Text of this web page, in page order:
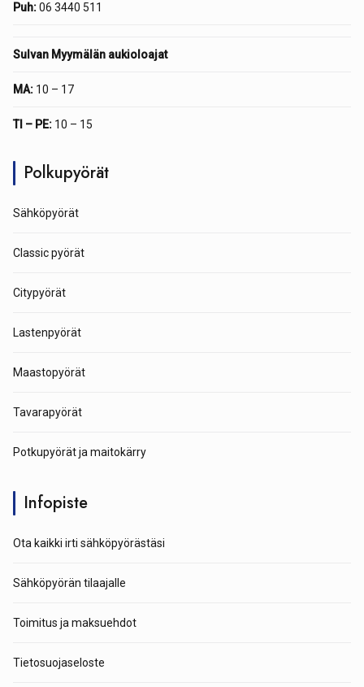
Puh:06 3440 511
Sulvan Myymälän aukioloajat
MA: 10 – 17
TI – PE: 10 – 15
Polkupyörät
Sähköpyörät
Classic pyörät
Citypyörät
Lastenpyörät
Maastopyörät
Tavarapyörät
Potkupyörät ja maitokärry
Infopiste
Ota kaikki irti sähköpyörästäsi
Sähköpyörän tilaajalle
Toimitus ja maksuehdot
Tietosuojaseloste